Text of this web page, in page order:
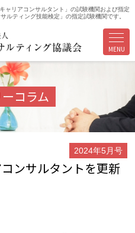
ャリアコンサルタント」の試験機関および指定
ルティング技能検定」の指定試験機関です。
MENU
コラム
2024年5月号
ンサルタントを更新